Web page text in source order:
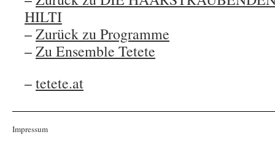
HILTI
–Zurück zu Programme
–Zu Ensemble Tetete
–tetete.at
Impressum